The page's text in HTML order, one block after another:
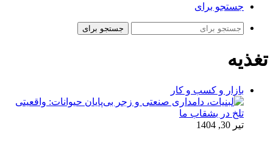
جستجو برای
جستجو برای
تغذیه
بازار و کسب و کار
تیر 30, 1404